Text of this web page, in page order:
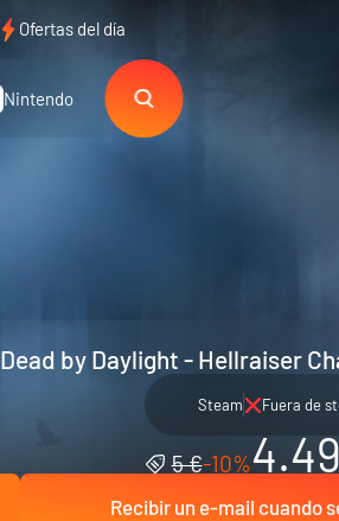
Ofertas del día
Nintendo
Dead by Daylight - Hellraiser
Steam Fuera de
5 €-10%
Recibir un e-mail cuando